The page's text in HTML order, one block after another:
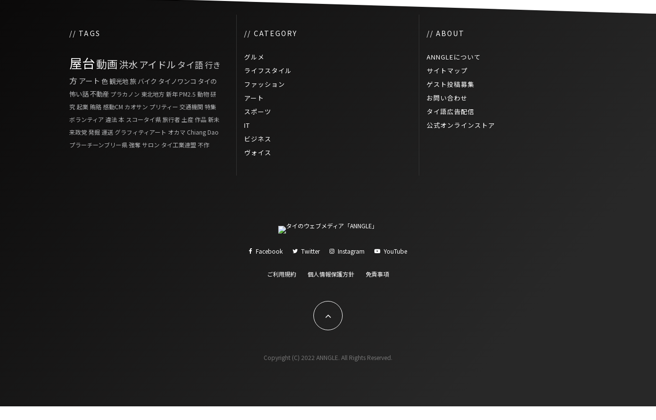
// TAGS
屋台動画洪水アイドル タイ語行き
方 アート 色 観光地旅 バイク タイノワンコ タイの
怖い話 不動産 プラカノン 東北地方新年 PM2.5 動物研
究起業 賄賂感動CM カオサン プリティー 交通機関 特集
ボランティア 違法本 スコータイ県旅行者 土産作品新未
来政党発掘運送 グラフィティアート オカマ Chiang Dao
プラーチーンブリー県強奪サロン タイ工業連盟 不作
// CATEGORY
グルメ
ライフスタイル
ファッション
アート
スポーツ
IT
ビジネス
ヴォイス
// ABOUT
ANNGLEについて
サイトマップ
ゲスト投稿募集
お問い合わせ
タイ語広告配信
公式オンラインストア
Facebook Twitter Instagram YouTube
ご利用規約 個人情報保護方針 免責事項
Copyright (C) 2022 ANNGLE. All Rights Reserved.